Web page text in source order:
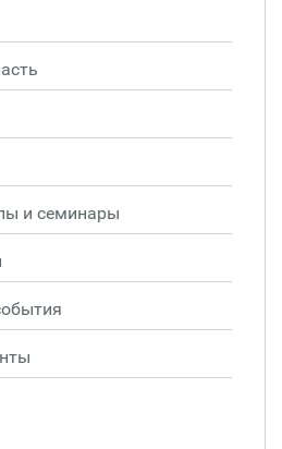
и семинары